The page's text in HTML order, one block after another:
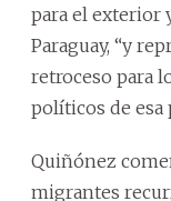
para el exterior
Paraguay, “y
retroceso para
políticos de esa
Quiñónez
migrantes